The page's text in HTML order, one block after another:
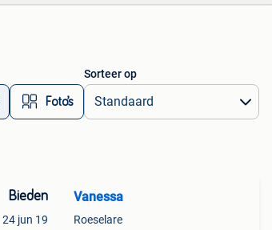
Foto’s
Sorteer op
Bieden
24 jun 19
Vanessa
Roeselare